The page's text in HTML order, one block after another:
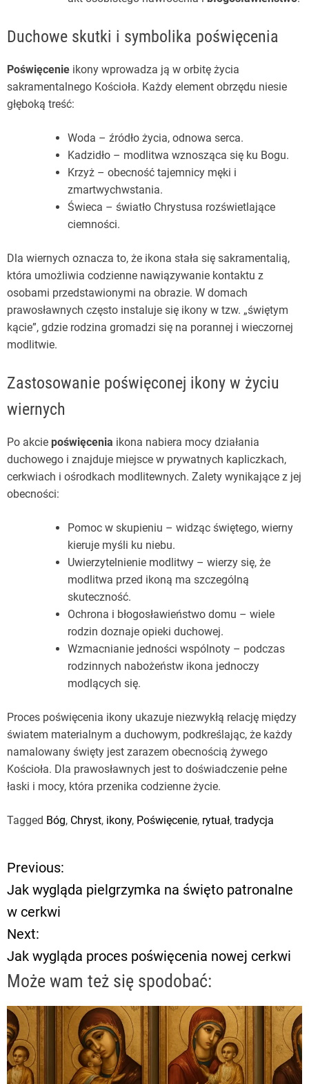
Duchowe skutki i symbolika poświęcenia
Poświęcenie ikony wprowadza ją w orbitę życia
sakramentalnego Kościoła. Każdy element obrzędu niesie
głęboką treść:
Woda – źródło życia, odnowa serca.
Kadzidło – modlitwa wznosząca się ku Bogu.
Krzyż – obecność tajemnicy męki i
zmartwychwstania.
Świeca – światło Chrystusa rozświetlające
ciemności.
Dla wiernych oznacza to, że ikona stała się sakramentalią,
która umożliwia codzienne nawiązywanie kontaktu z
osobami przedstawionymi na obrazie. W domach
prawosławnych często instaluje się ikony w tzw. „świętym
kącie”, gdzie rodzina gromadzi się na porannej i wieczornej
modlitwie.
Zastosowanie poświęconej ikony w życiu
wiernych
Po akcie poświęcenia ikona nabiera mocy działania
duchowego i znajduje miejsce w prywatnych kapliczkach,
cerkwiach i ośrodkach modlitewnych. Zalety wynikające z jej
obecności:
Pomoc w skupieniu – widząc świętego, wierny
kieruje myśli ku niebu.
Uwierzytelnienie modlitwy – wierzy się, że
modlitwa przed ikoną ma szczególną
skuteczność.
Ochrona i błogosławieństwo domu – wiele
rodzin doznaje opieki duchowej.
Wzmacnianie jedności wspólnoty – podczas
rodzinnych nabożeństw ikona jednoczy
modlących się.
Proces poświęcenia ikony ukazuje niezwykłą relację między
światem materialnym a duchowym, podkreślając, że każdy
namalowany święty jest zarazem obecnością żywego
Kościoła. Dla prawosławnych jest to doświadczenie pełne
łaski i mocy, która przenika codzienne życie.
Tagged Bóg, Chryst, ikony, Poświęcenie, rytuał, tradycja
N
a
w
i
g
a
c
Previous:
Jak wygląda pielgrzymka na święto patronalne
w cerkwi
Next:
Jak wygląda proces poświęcenia nowej cerkwi
Może wam też się spodobać: